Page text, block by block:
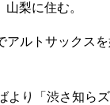
梨に住む。
ルトサックス
より「渋さ知ら